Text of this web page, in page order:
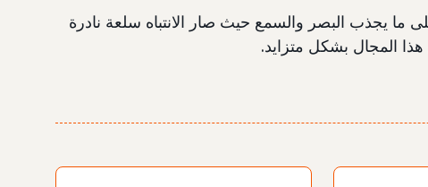
ما يجذب البصر والسمع حيث صار الانتباه سلعة نادرة